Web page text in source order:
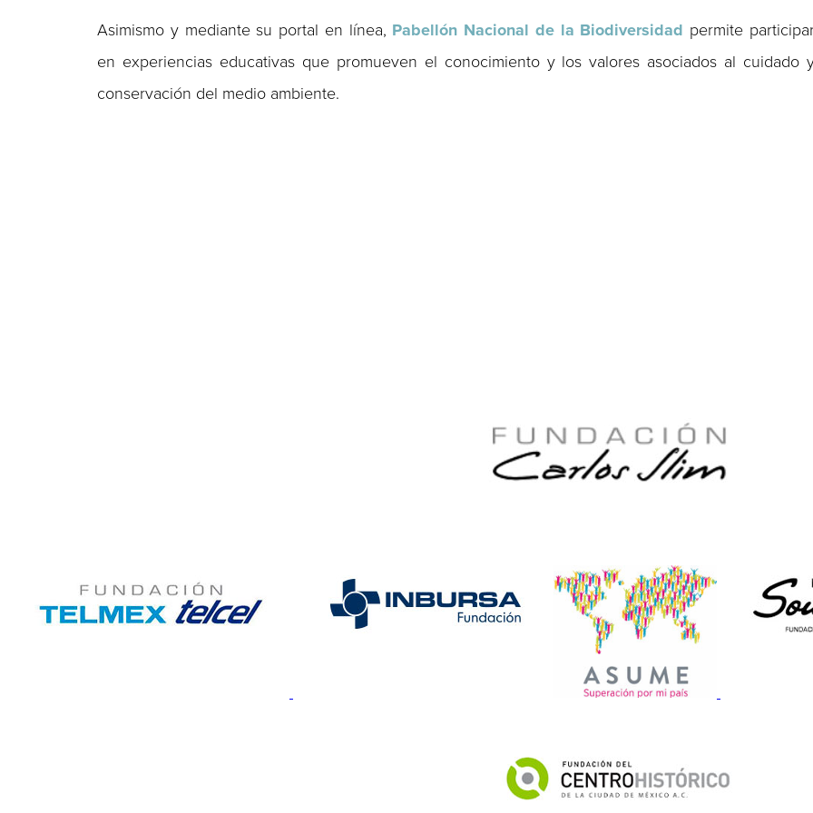
Asimismo y mediante su portal en línea, Pabellón Nacional de la Biodiversidad permite
en experiencias educativas que promueven el conocimiento y los valores asociados al cuidado
conservación del medio ambiente.